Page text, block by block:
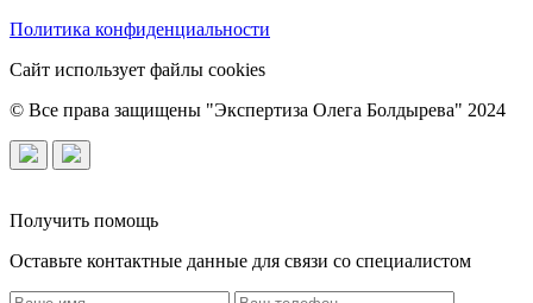
Политика конфиденциальности
Сайт использует файлы cookies
© Все права защищены "Экспертиза Олега Болдырева" 2024
Получить помощь
Оставьте контактные данные для связи со специалистом